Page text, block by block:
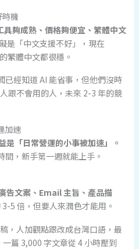
時機
具夠成熟、價格夠便宜、繁體中文
是「中文支援不好」，現在
繁體中文都很穩。
已經知道 AI 能省事，但他們沒時
跟不會用的人，未來 2-3 年的競
加速
是「日常營運的小事被加速」。
，新手第一週就能上手。
告文案、Email 主旨、產品描
5 倍，但要人來潤色才能用。
，人加觀點跟改成台灣口語，最
篇 3,000 字文章從 4 小時壓到